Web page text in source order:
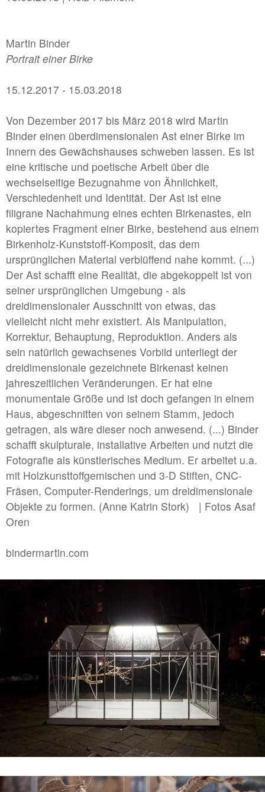
2022 | B/LA connect in Los Angeles/USA
//related to memory
#2 | 2026 Jakob Kolb - Projectspacefestival
#1 | 2026 Davide Zucco
//related to corporeality
#7 | 2026 Polina Shcherbyna
#6 | 2026 Annika Hippler
#5 | 2025 Jana Schumacher
#4 | 2025 Arturo Comas
#3 | 2025 Maria Martini & Vincent Wolff
#2 | 2025 Christian Schiebe, Theresa Tuffner,
#1 | 2025 Moritz Danner
//related to fragment
#7 | 2024 Sofiia Yesakova
#6 | 2024 Philipp Röcker
#5 | 2024 Francisco Correia
#4 | 2024 Kay Lotte Pommer mit Lara Hampe
#3 | 2024 Linda Lach
#2 | 2024 Susanne Kutter
#1 | 2024 Marta Kawecka / Rafał Smoliński
//related to flow
#7 | 2023 Benedikt Terwiel
#6 | 2023 Paetzug / Hertweck
#4 | 2023 Anna Lena Grau - Anna Mieves
#3 | 2023 Marita Bullmann/Simon Camatta:
#2 | 2023 Justina Los
#1 | 2023 Daniel Hölzl
#0 | 2023 Umbau
//related to transition
#8 | 2023 Ricarda Hoop
#7 | 2022 Hannah Rath
#6 | 2022 Max Brück - Projectspacefestival
Martin Binder
Portrait einer Birke
15.12.2017 - 15.03.2018
Von Dezember 2017 bis März 2018 wird Martin
Binder einen überdimensionalen Ast einer Birke im
Innern des Gewächshauses schweben lassen. Es ist
eine kritische und poetische Arbeit über die
wechselseitige Bezugnahme von Ähnlichkeit,
Verschiedenheit und Identität. Der Ast ist eine
filigrane Nachahmung eines echten Birkenastes, ein
kopiertes Fragment einer Birke, bestehend aus einem
Birkenholz-Kunststoff-Komposit, das dem
ursprünglichen Material verblüffend nahe kommt. (...)
Der Ast schafft eine Realität, die abgekoppelt ist von
seiner ursprünglichen Umgebung - als
dreidimensionaler Ausschnitt von etwas, das
vielleicht nicht mehr existiert. Als Manipulation,
Korrektur, Behauptung, Reproduktion. Anders als
sein natürlich gewachsenes Vorbild unterliegt der
dreidimensionale gezeichnete Birkenast keinen
jahreszeitlichen Veränderungen. Er hat eine
monumentale Größe und ist doch gefangen in einem
Haus, abgeschnitten von seinem Stamm, jedoch
getragen, als wäre dieser noch anwesend. (...) Binder
schafft skulpturale, installative Arbeiten und nutzt die
Fotografie als künstlerisches Medium. Er arbeitet u.a.
mit Holzkunsttoffgemischen und 3-D Stiften, CNC-
Fräsen, Computer-Renderings, um dreidimensionale
Objekte zu formen. (Anne Katrin Stork) | Fotos Asaf
Oren
bindermartin.com